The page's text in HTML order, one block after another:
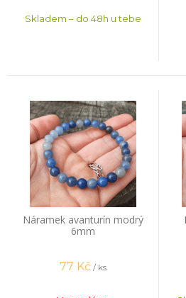
Skladem – do 48h u tebe
Náramek avanturín modrý
6mm
77 Kč / ks